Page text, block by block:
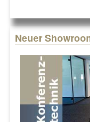
Neuer